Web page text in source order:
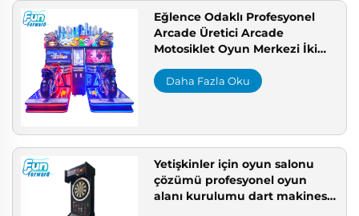
Eğlence Odaklı Profesyonel
Arcade Üretici Arcade
Motosiklet Oyun Merkezi İki
Merkezi İçin
Daha Fazla Oku
Yetişkinler için oyun salonu
çözümü profesyonel oyun
alanı kurulumu dart makinesi